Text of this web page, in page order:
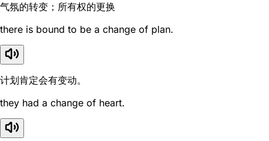
气氛的转变；所有权的更换
there is bound to be a change of plan.
计划肯定会有变动。
they had a change of heart.